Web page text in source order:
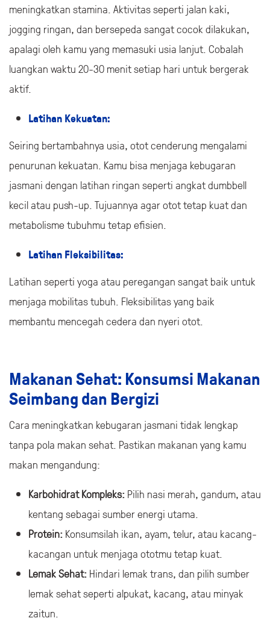
meningkatkan stamina. Aktivitas seperti jalan kaki,
jogging ringan, dan bersepeda sangat cocok dilakukan,
apalagi oleh kamu yang memasuki usia lanjut. Cobalah
luangkan waktu 20-30 menit setiap hari untuk bergerak
aktif.
Latihan Kekuatan:
Seiring bertambahnya usia, otot cenderung mengalami
penurunan kekuatan. Kamu bisa menjaga kebugaran
jasmani dengan latihan ringan seperti angkat dumbbell
kecil atau push-up. Tujuannya agar otot tetap kuat dan
metabolisme tubuhmu tetap efisien.
Latihan Fleksibilitas:
Latihan seperti yoga atau peregangan sangat baik untuk
menjaga mobilitas tubuh. Fleksibilitas yang baik
membantu mencegah cedera dan nyeri otot.
Makanan Sehat: Konsumsi Makanan
Seimbang dan Bergizi
Cara meningkatkan kebugaran jasmani tidak lengkap
tanpa pola makan sehat. Pastikan makanan yang kamu
makan mengandung:
Karbohidrat Kompleks: Pilih nasi merah, gandum, atau
kentang sebagai sumber energi utama.
Protein: Konsumsilah ikan, ayam, telur, atau kacang-
kacangan untuk menjaga ototmu tetap kuat.
Lemak Sehat: Hindari lemak trans, dan pilih sumber
lemak sehat seperti alpukat, kacang, atau minyak
zaitun.